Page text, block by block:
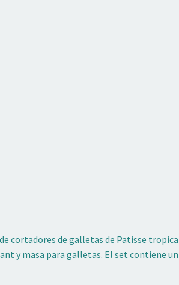
cortadores de galletas de Patisse
y masa para galletas. El set contiene